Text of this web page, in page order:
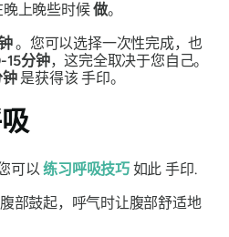
晚上晚些时候做。
。您可以选择一次性完成，也
15分钟，这完全取决于您自己。
是获得该手印。
可以练习呼吸技巧如此手印.
部鼓起，呼气时让腹部舒适地